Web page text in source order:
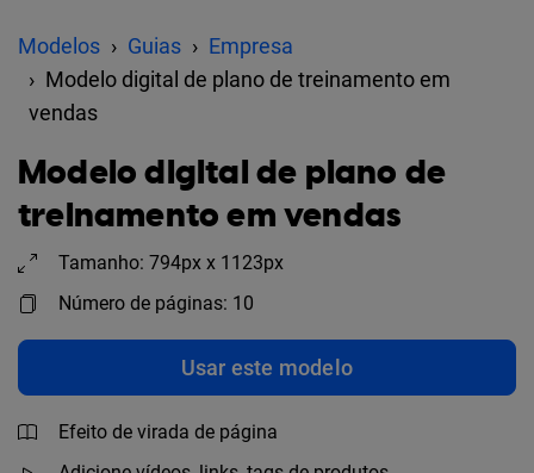
Modelos Guias
Empresa
Modelo digital de plano de treinamento em
vendas
Modelo digital de plano de
treinamento em vendas
Tamanho: 794px x 1123px
Número de páginas: 10
Usar este modelo
Efeito de virada de página